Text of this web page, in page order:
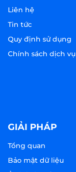
Liên hệ
Tin tức
Quy định sử dụng
Chính sách dịch vụ
GIẢI PHÁP
Tổng quan
Bảo mật dữ liệu